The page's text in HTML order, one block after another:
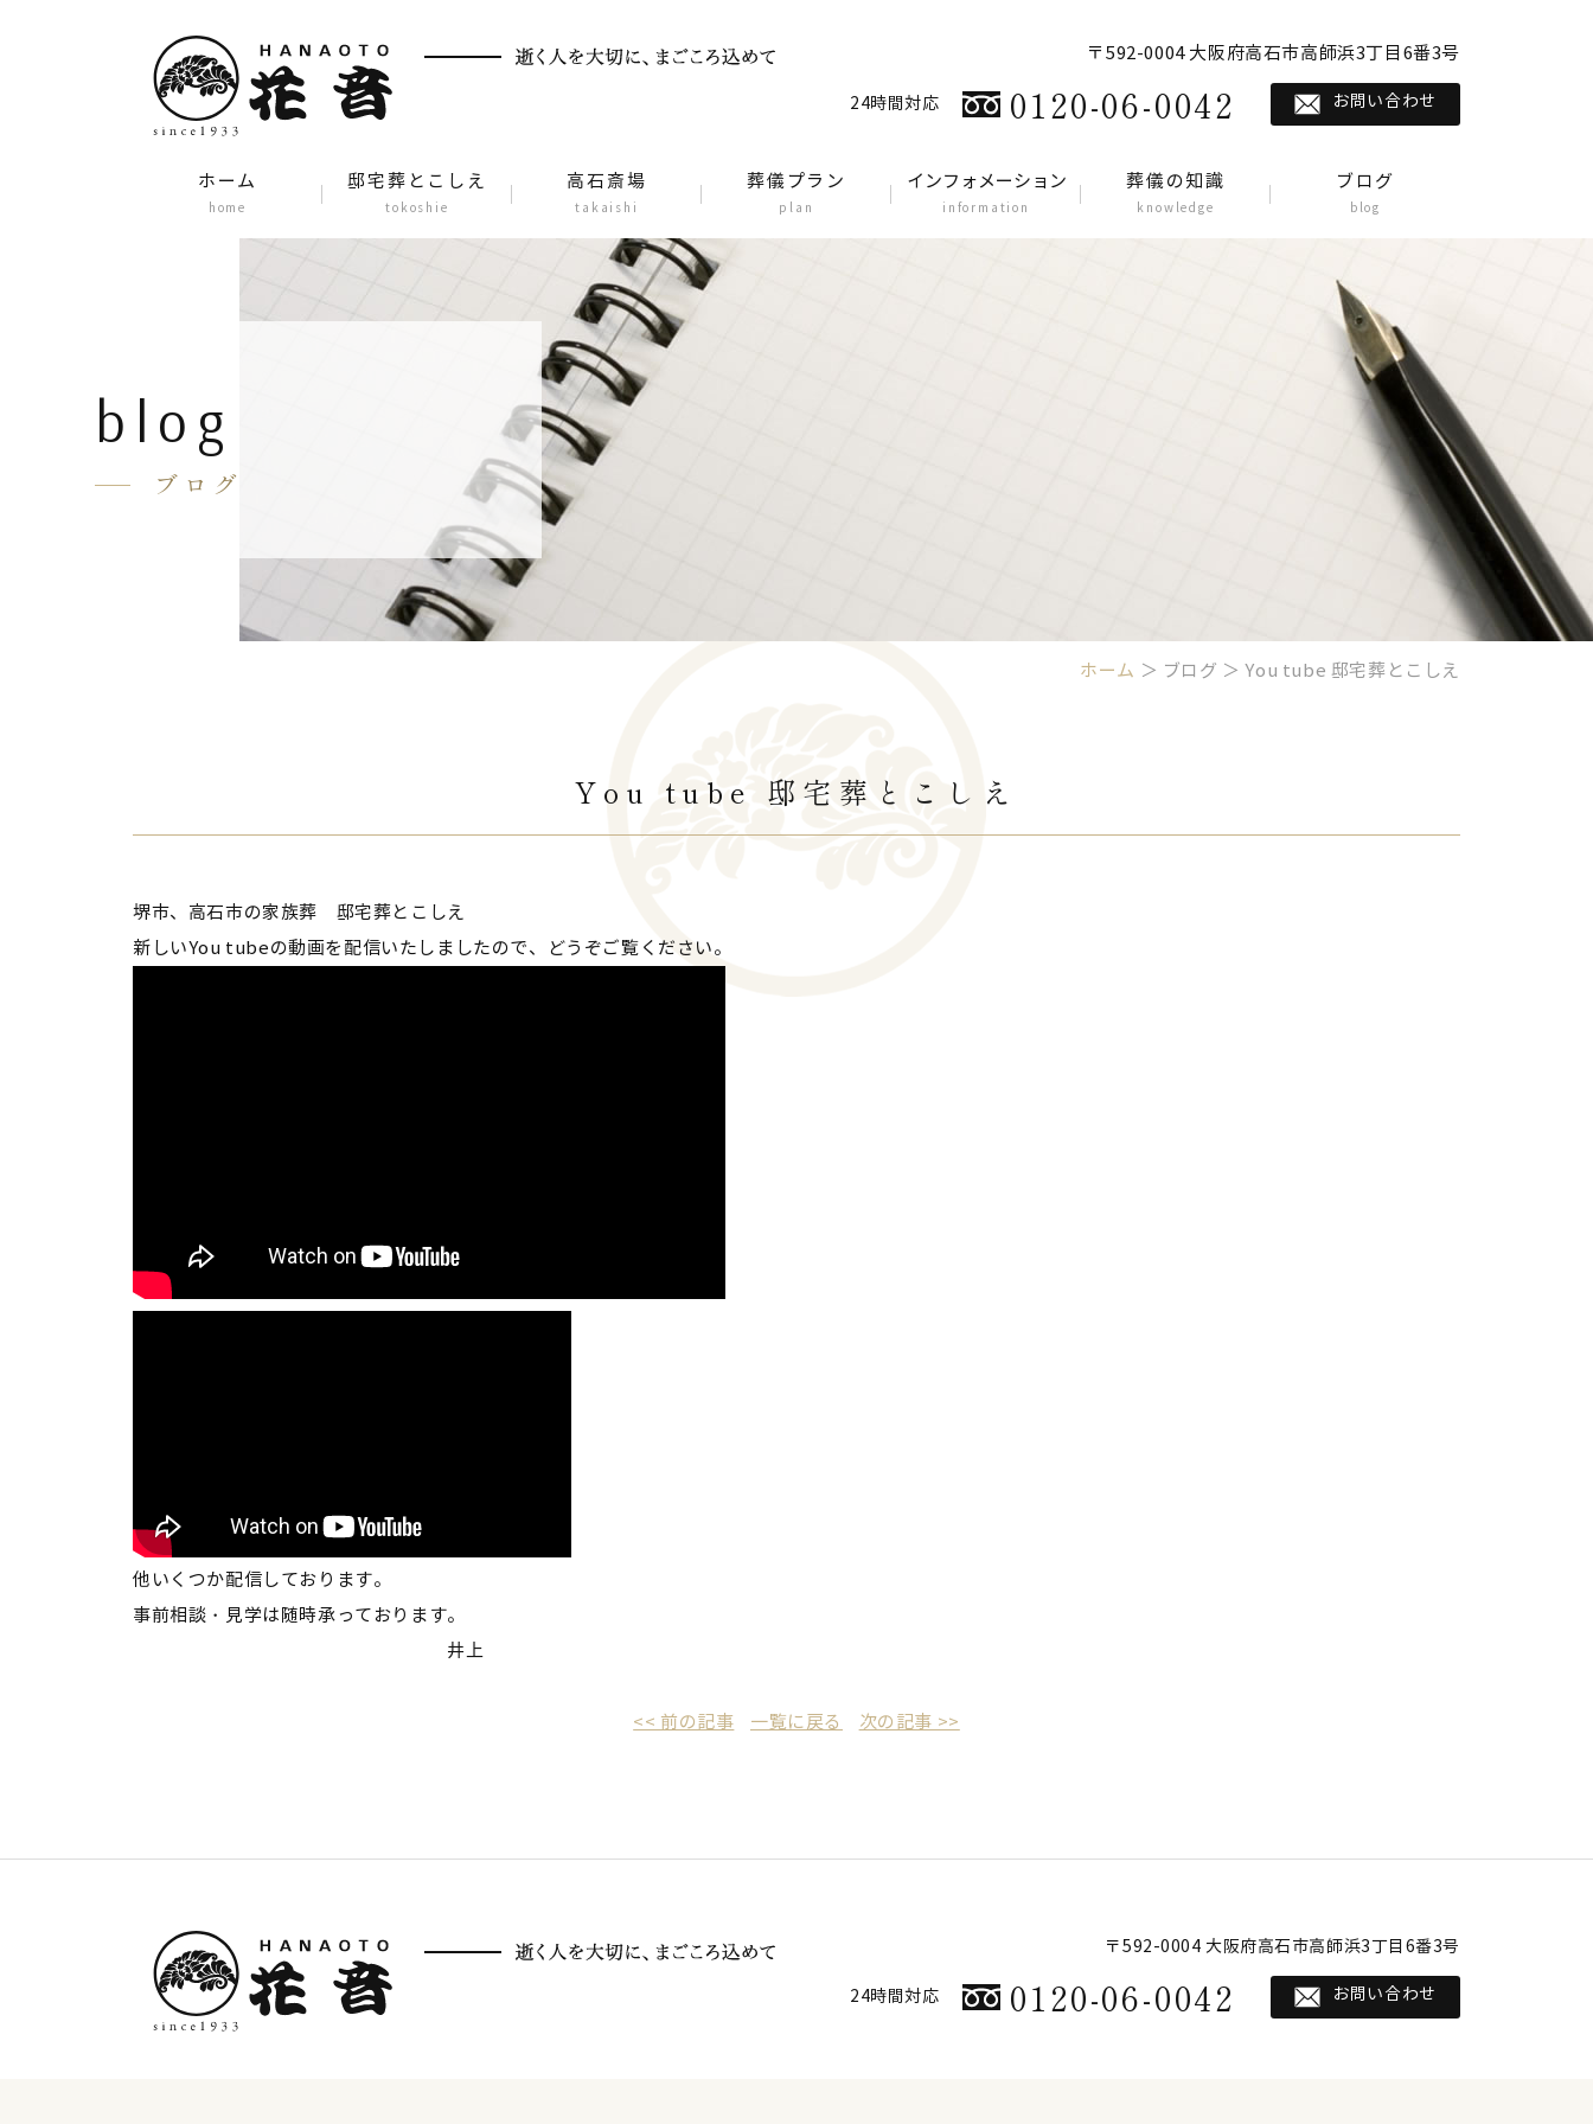
〒592-0004 大阪府高石市高師浜3丁目6番3号
24時間対応 0120-06-0042 お問い合わせ
ホーム
home
邸宅葬とこしえ
tokoshie
高石斎場
takaishi
葬儀プラン
plan
インフォメーション
information
葬儀の知識
knowledge
ブログ
blog
blog
ブログ
ホーム ＞ ブログ ＞ You tube 邸宅葬とこしえ
You tube 邸宅葬とこしえ
堺市、高石市の家族葬 邸宅葬とこしえ
新しいYou tubeの動画を配信いたしましたので、どうぞご覧ください。
他いくつか配信しております。
事前相談・見学は随時承っております。
井上
<< 前の記事 一覧に戻る 次の記事 >>
〒592-0004 大阪府高石市高師浜3丁目6番3号
24時間対応 0120-06-0042 お問い合わせ